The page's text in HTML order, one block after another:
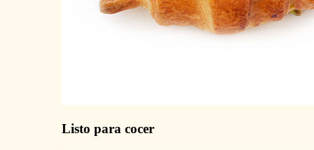
Listo para cocer